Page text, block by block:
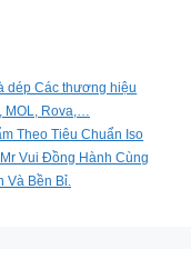
dép Các thương hiệu
MOL, Rova,…
Theo Tiêu Chuẩn Iso
Vui Đồng Hành Cùng
Và Bền Bỉ.